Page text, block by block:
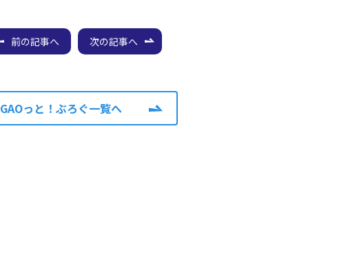
前の記事へ 次の記事へ
GAOっと！ぶろぐ一覧へ